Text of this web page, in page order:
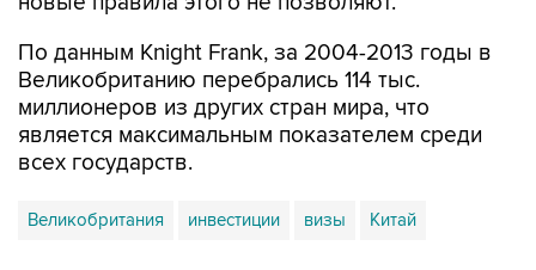
По данным Knight Frank, за 2004-2013 годы в
Великобританию перебрались 114 тыс.
миллионеров из других стран мира, что
является максимальным показателем среди
всех государств.
Великобритания инвестиции визы Китай